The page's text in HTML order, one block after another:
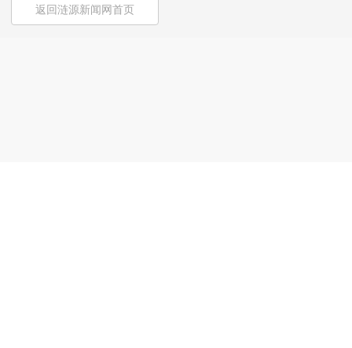
返回涟源新闻网首页